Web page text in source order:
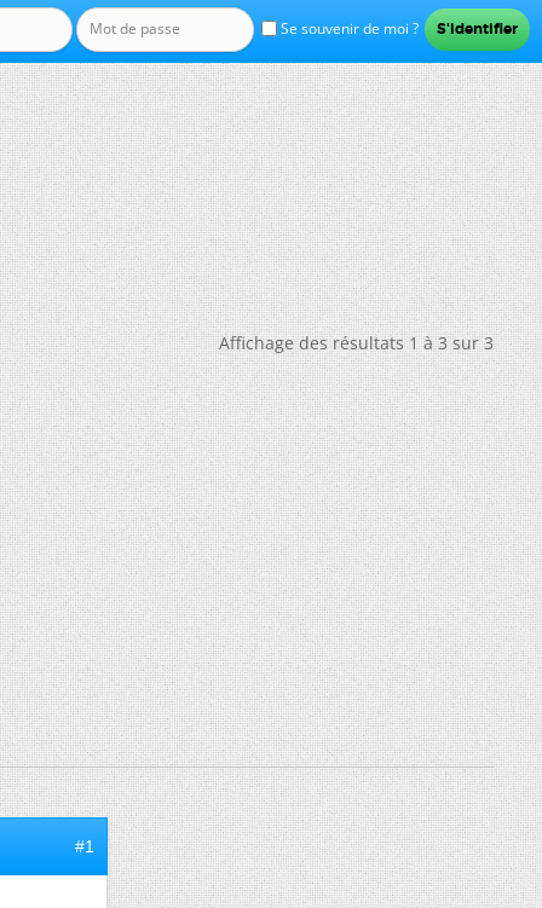
Se souvenir de moi ?
Affichage des résultats 1 à 3 sur 3
#1